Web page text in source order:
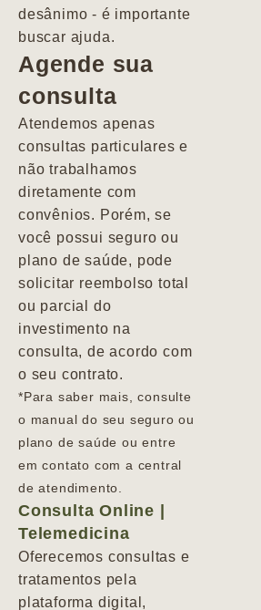
desânimo - é importante
buscar ajuda.
Agende sua
consulta
Atendemos apenas
consultas particulares e
não trabalhamos
diretamente com
convênios. Porém, se
você possui seguro ou
plano de saúde, pode
solicitar reembolso total
ou parcial do
investimento na
consulta, de acordo com
o seu contrato.
*Para saber mais, consulte
o manual do seu seguro ou
plano de saúde ou entre
em contato com a central
de atendimento.
Consulta Online |
Telemedicina
Oferecemos consultas e
tratamentos pela
plataforma digital,